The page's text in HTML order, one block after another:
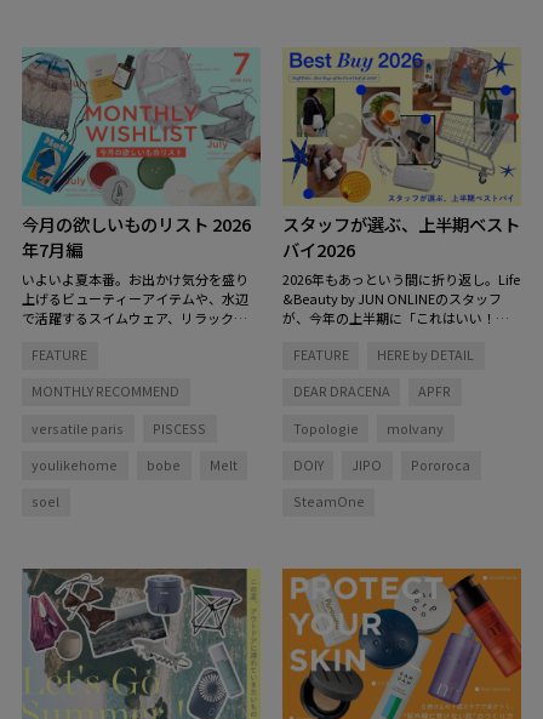
今月の欲しいものリスト 2026
年7月編
いよいよ夏本番。お出かけ気分を盛り
上げるビューティーアイテムや、水辺
で活躍するスイムウェア、リラックス
と心地よく、自分らしく過ごすための
FEATURE
MONTHLY RECOMMEND
versatile paris PISCESS
youlikehome bobe Melt
soel
スタッフが選ぶ、上半期ベスト
バイ2026
2026年もあっという間に折り返し。Life
&Beauty by JUN ONLINEのスタッフ
が、今年の上半期に「これはいい！」
しました。
FEATURE HERE by DETAIL
DEAR DRACENA APFR
Topologie molvany
DOIY JIPO Pororoca
SteamOne